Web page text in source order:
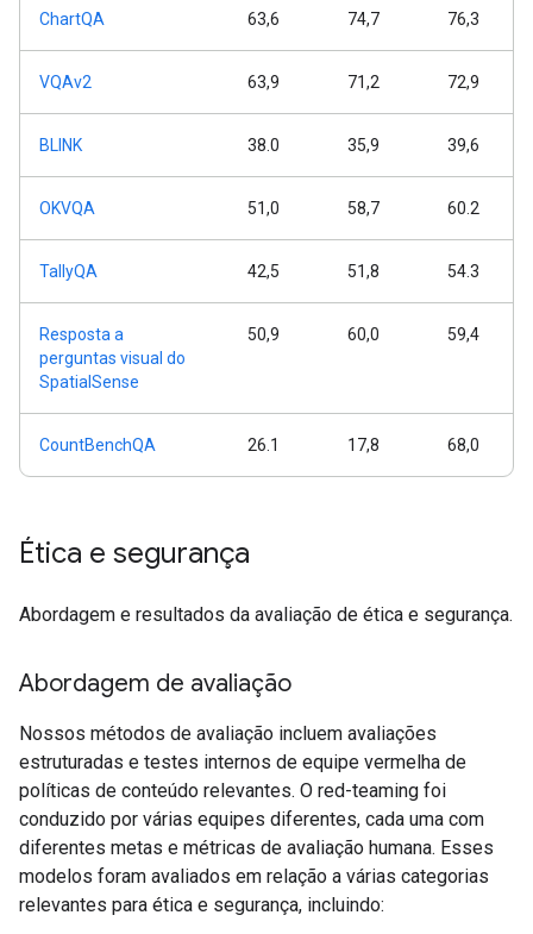
ChartQA 63,6 74,7 76,3
VQAv2 63,9 71,2 72,9
BLINK 38.0 35,9 39,6
OKVQA 51,0 58,7 60.2
TallyQA 42,5 51,8 54.3
Resposta a
perguntas visual do
SpatialSense
50,9 60,0 59,4
CountBenchQA 26.1 17,8 68,0
Ética e segurança
Abordagem e resultados da avaliação de ética e segurança.
Abordagem de avaliação
Nossos métodos de avaliação incluem avaliações
estruturadas e testes internos de equipe vermelha de
políticas de conteúdo relevantes. O red-teaming foi
conduzido por várias equipes diferentes, cada uma com
diferentes metas e métricas de avaliação humana. Esses
modelos foram avaliados em relação a várias categorias
relevantes para ética e segurança, incluindo: